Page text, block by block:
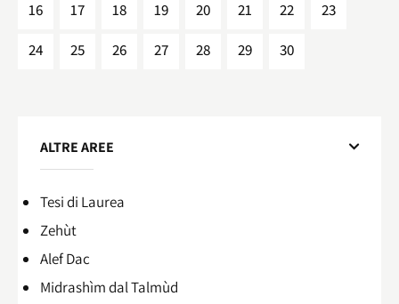
16 17 18 19 20 21 22 23
24 25 26 27 28 29 30
ALTRE AREE
Tesi di Laurea
Zehùt
Alef Dac
Midrashìm dal Talmùd